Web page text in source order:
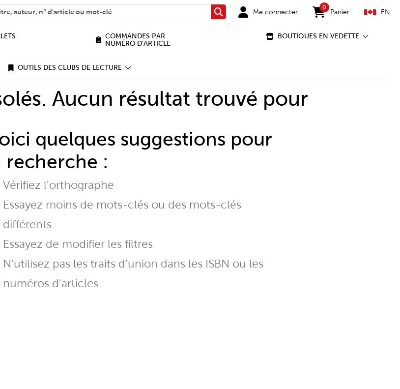
find?
RechercherMe connecter
0
items in cart
Panier EN
COMMANDES PAR
NUMÉRO D’ARTICLE
BOUTIQUES EN VEDETTE
OUTILS DES CLUBS DE LECTURE
Aucun résultat trouvé pour
quelques suggestions pour
recherche :
Vérifiez l'orthographe
Essayez moins de mots-clés ou des mots-clés
différents
Essayez de modifier les filtres
N'utilisez pas les traits d'union dans les ISBN ou les
numéros d'articles